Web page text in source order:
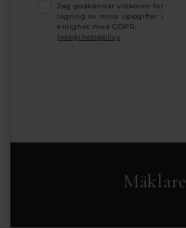
Jag godkännar villkoren för
lagring av mina uppgifter i
enlighet med GDPR.
Integritetspolicy
Mäklare